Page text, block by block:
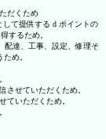
だくため
て提供する d ポイントの
するため。
配達、工事、設定、修理そ
め。
させていただくため。
ていただくため。